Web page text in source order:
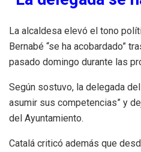
La alcaldesa elevó el tono
Bernabé “se ha acobardado”
pasado domingo durante las
Según sostuvo, la delegada
asumir sus competencias” y
del Ayuntamiento.
Catalá criticó además que